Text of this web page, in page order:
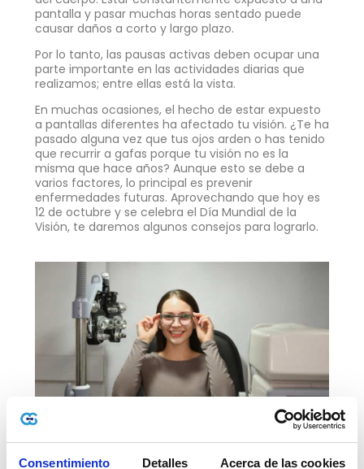
Consentimiento Detalles Acerca de las cookies
pantalla y pasar muchas horas sentado puede
causar daños a corto y largo plazo.
Por lo tanto, las pausas activas deben ocupar una
parte importante en las actividades diarias que
realizamos; entre ellas está la vista.
En muchas ocasiones, el hecho de estar expuesto
a pantallas diferentes ha afectado tu visión. ¿Te ha
pasado alguna vez que tus ojos arden o has tenido
que recurrir a gafas porque tu visión no es la
misma que hace años? Aunque esto se debe a
varios factores, lo principal es prevenir
enfermedades futuras. Aprovechando que hoy es
12 de octubre y se celebra el Día Mundial de la
Visión, te daremos algunos consejos para lograrlo.
10 consejos prácticos para cuidar tu visión: